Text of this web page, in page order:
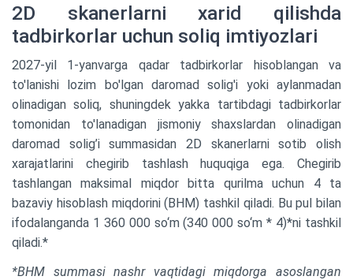
2D skanerlarni xarid qilishda
tadbirkorlar uchun soliq imtiyozlari
2027-yil 1-yanvarga qadar tadbirkorlar hisoblangan va
to'lanishi lozim bo'lgan daromad solig'i yoki aylanmadan
olinadigan soliq, shuningdek yakka tartibdagi tadbirkorlar
tomonidan to'lanadigan jismoniy shaxslardan olinadigan
daromad solig’i summasidan 2D skanerlarni sotib olish
xarajatlarini chegirib tashlash huquqiga ega. Chegirib
tashlangan maksimal miqdor bitta qurilma uchun 4 ta
bazaviy hisoblash miqdorini (BHM) tashkil qiladi. Bu pul bilan
ifodalanganda 1 360 000 so‘m (340 000 so‘m * 4)*ni tashkil
qiladi.*
*BHM summasi nashr vaqtidagi miqdorga asoslangan